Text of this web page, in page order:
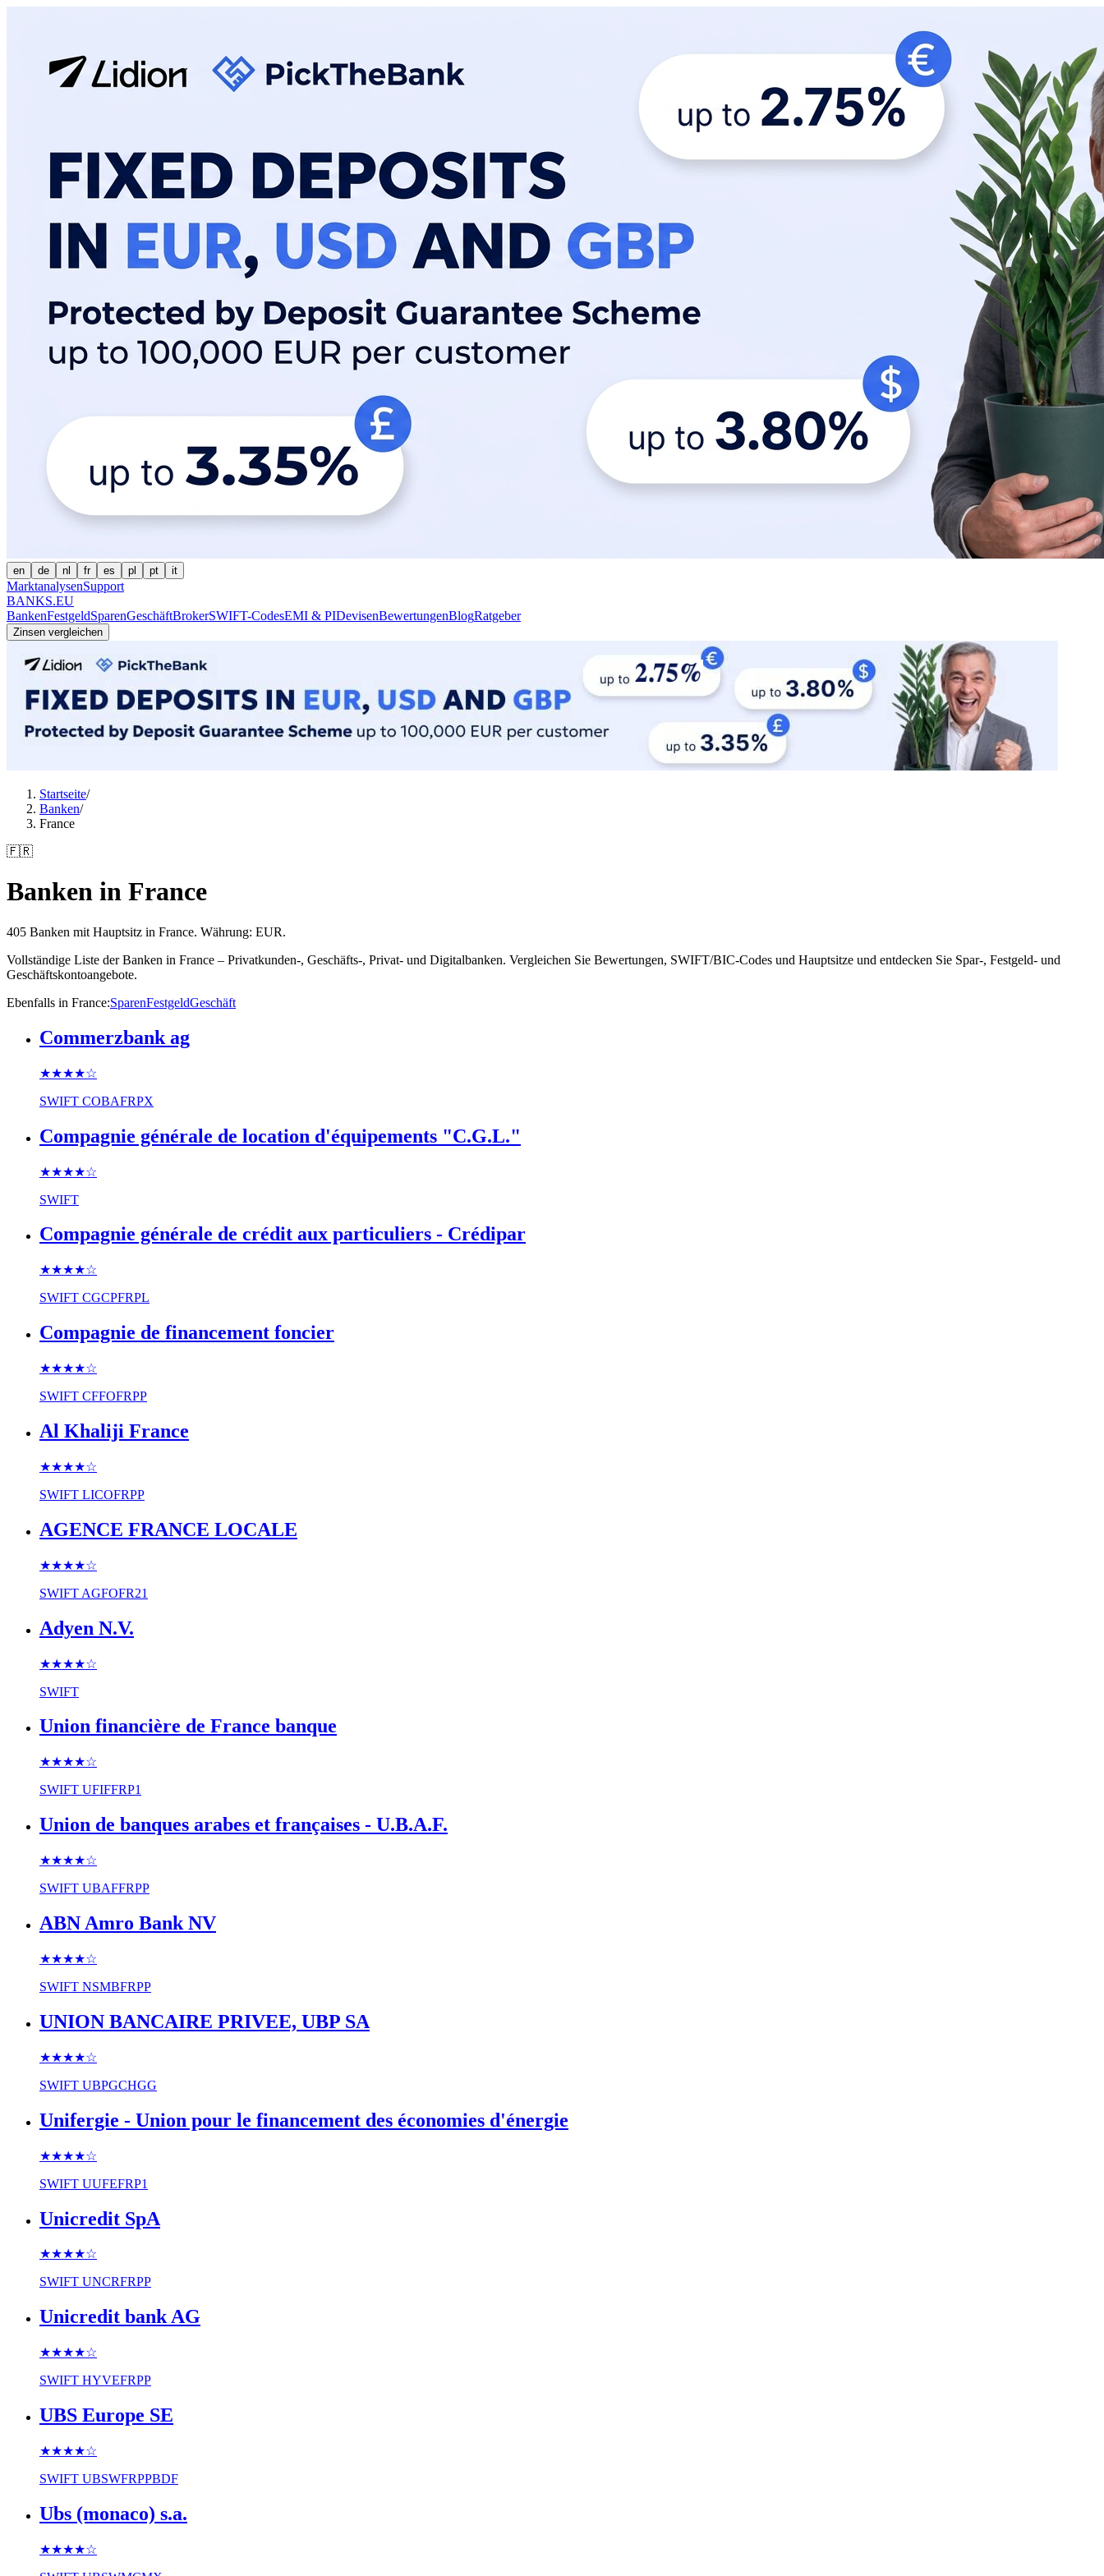
en de nl fr es pl pt it
MarktanalysenSupport
BANKS.EU
BankenFestgeldSparenGeschäftBrokerSWIFT-CodesEMI & PIDevisenBewertungenBlogRatgeber
Zinsen vergleichen
Startseite/
Banken/
France
🇫🇷
Banken in France
405 Banken mit Hauptsitz in France. Währung: EUR.
Vollständige Liste der Banken in France – Privatkunden-, Geschäfts-, Privat- und Digitalbanken. Vergleichen Sie Bewertungen, SWIFT/BIC-Codes und Hauptsitze und entdecken Sie Spar-, Festgeld- und
Geschäftskontoangebote.
Ebenfalls in France:SparenFestgeldGeschäft
Commerzbank ag
★★★★☆
SWIFT COBAFRPX
Compagnie générale de location d'équipements "C.G.L."
★★★★☆
SWIFT
Compagnie générale de crédit aux particuliers - Crédipar
★★★★☆
SWIFT CGCPFRPL
Compagnie de financement foncier
★★★★☆
SWIFT CFFOFRPP
Al Khaliji France
★★★★☆
SWIFT LICOFRPP
AGENCE FRANCE LOCALE
★★★★☆
SWIFT AGFOFR21
Adyen N.V.
★★★★☆
SWIFT
Union financière de France banque
★★★★☆
SWIFT UFIFFRP1
Union de banques arabes et françaises - U.B.A.F.
★★★★☆
SWIFT UBAFFRPP
ABN Amro Bank NV
★★★★☆
SWIFT NSMBFRPP
UNION BANCAIRE PRIVEE, UBP SA
★★★★☆
SWIFT UBPGCHGG
Unifergie - Union pour le financement des économies d'énergie
★★★★☆
SWIFT UUFEFRP1
Unicredit SpA
★★★★☆
SWIFT UNCRFRPP
Unicredit bank AG
★★★★☆
SWIFT HYVEFRPP
UBS Europe SE
★★★★☆
SWIFT UBSWFRPPBDF
Ubs (monaco) s.a.
★★★★☆